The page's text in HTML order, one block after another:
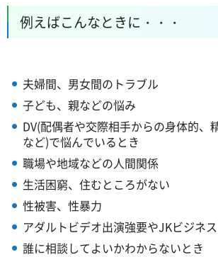
例えばこんなときに・・・
夫婦間、男女間のトラブル
子ども、親などの悩み
DV(配偶者や交際相手からの身体的、
など)で悩んでいるとき
職場や地域などの人間関係
生活困窮、住むところがない
性被害、性暴力
アダルトビデオ出演強要やJKビジネ
誰に相談してよいかわからないとき